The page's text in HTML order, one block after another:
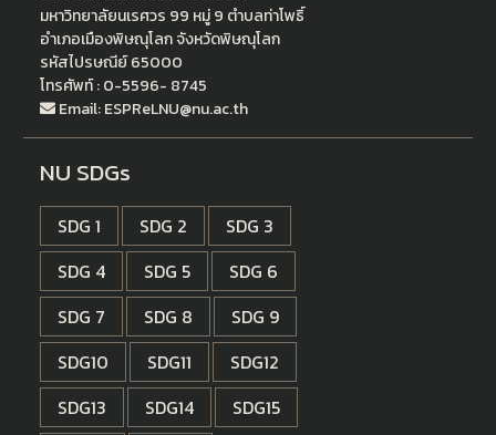
มหาวิทยาลัยนเรศวร 99 หมู่ 9 ตำบลท่าโพธิ์
อำเภอเมืองพิษณุโลก จังหวัดพิษณุโลก
รหัสไปรษณีย์ 65000
โทรศัพท์ : 0-5596- 8745
Email: ESPReLNU@nu.ac.th
NU SDGs
SDG 1 SDG 2
SDG 3
SDG 4
SDG 5
SDG 6
SDG 7
SDG 8
SDG 9
SDG10
SDG11
SDG12
SDG13
SDG14
SDG15